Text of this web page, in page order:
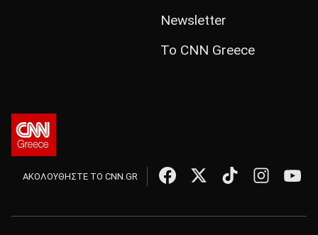
Newsletter
Το CNN Greece
ΑΚΟΛΟΥΘΗΣΤΕ ΤΟ CNN.GR